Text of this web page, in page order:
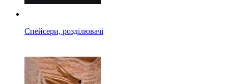
Спейсери, розділювачі